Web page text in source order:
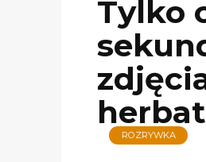
Tylko
ROZRYWKA